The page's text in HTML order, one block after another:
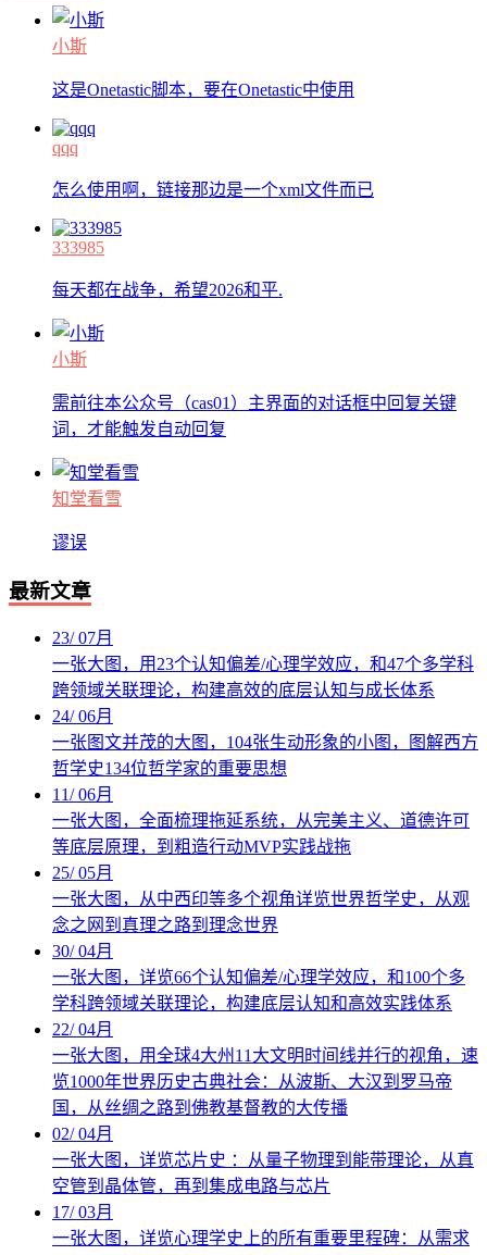
小斯
这是Onetastic脚本，要在Onetastic中使用
qqq
怎么使用啊，链接那边是一个xml文件而已
333985
每天都在战争，希望2026和平.
小斯
需前往本公众号（cas01）主界面的对话框中回复关键
词，才能触发自动回复
知堂看雪
谬误
最新文章
23/07月
一张大图，用23个认知偏差/心理学效应，和47个多学科
跨领域关联理论，构建高效的底层认知与成长体系
24/06月
一张图文并茂的大图，104张生动形象的小图，图解西方
哲学史134位哲学家的重要思想
11/06月
一张大图，全面梳理拖延系统，从完美主义、道德许可
等底层原理，到粗造行动MVP实践战拖
25/05月
一张大图，从中西印等多个视角详览世界哲学史，从观
念之网到真理之路到理念世界
30/04月
一张大图，详览66个认知偏差/心理学效应，和100个多
学科跨领域关联理论，构建底层认知和高效实践体系
22/04月
一张大图，用全球4大州11大文明时间线并行的视角，速
览1000年世界历史古典社会：从波斯、大汉到罗马帝
国，从丝绸之路到佛教基督教的大传播
02/04月
一张大图，详览芯片史 ：从量子物理到能带理论，从真
空管到晶体管，再到集成电路与芯片
17/03月
一张大图，详览心理学史上的所有重要里程碑：从需求